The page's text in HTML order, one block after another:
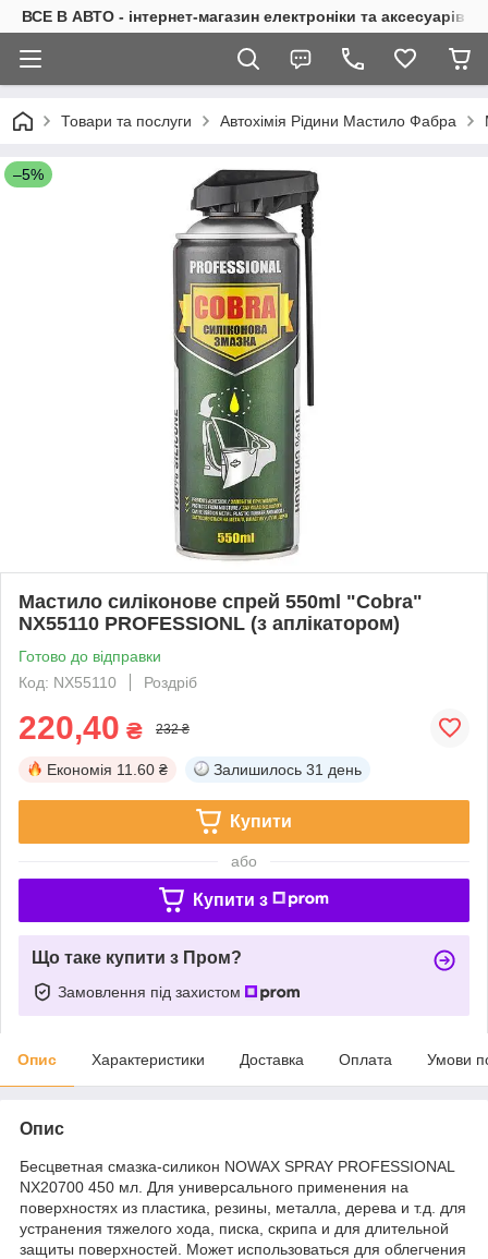
ВСЕ В АВТО - інтернет-магазин електроніки та аксесуарів в
Товари та послуги Автохімія Рідини Мастило Фабра
–5%
Мастило силіконове спрей 550ml "Cobra"
NX55110 PROFESSIONL (з аплікатором)
Готово до відправки
Код: NX55110
Роздріб
220,40 ₴ 232 ₴
Економія 11.60 ₴ Залишилось 31 день
Купити
або
Купити з
Що таке купити з Пром?
Замовлення під захистом
Опис Характеристики Доставка Оплата Умови
Опис
Бесцветная смазка-силикон NOWAX SPRAY PROFESSIONAL
NX20700 450 мл. Для универсального применения на
поверхностях из пластика, резины, металла, дерева и т.д. для
устранения тяжелого хода, писка, скрипа и для длительной
защиты поверхностей. Может использоваться для облегчения